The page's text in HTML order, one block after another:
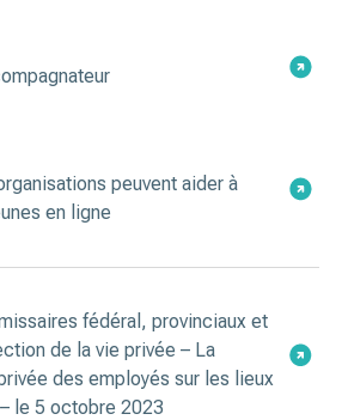
peuvent aider à
en ligne
fédéral, provinciaux et
de la vie privée – La
des employés sur les lieux
le 5 octobre 2023